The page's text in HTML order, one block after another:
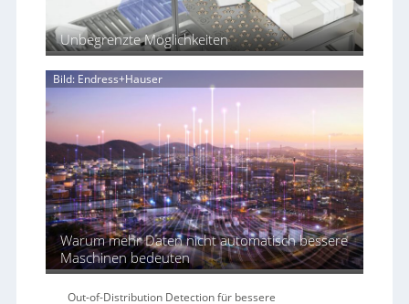
f
ü
r
d
i
e
-
Ä
r
a
Unbegrenzte Möglichkeiten
Bild: Endress+Hauser
Warum mehr Daten nicht automatisch bessere
Maschinen bedeuten
Out-of-Distribution Detection für bessere